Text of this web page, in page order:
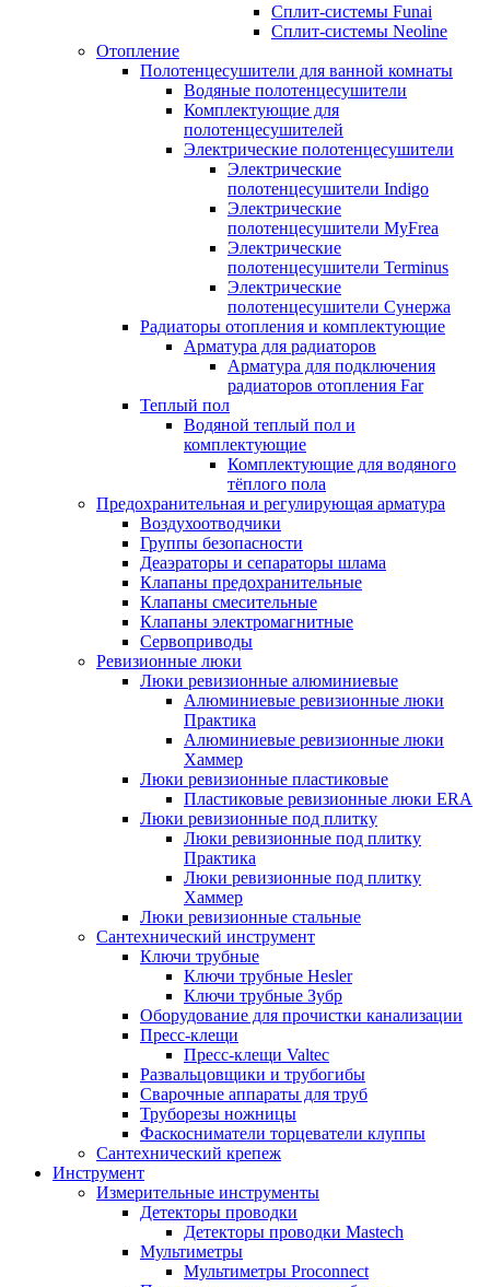
Сплит-системы Funai
Сплит-системы Neoline
Отопление
Полотенцесушители для ванной комнаты
Водяные полотенцесушители
Комплектующие для
полотенцесушителей
Электрические полотенцесушители
Электрические
полотенцесушители Indigo
Электрические
полотенцесушители MyFrea
Электрические
полотенцесушители Terminus
Электрические
полотенцесушители Сунержа
Радиаторы отопления и комплектующие
Арматура для радиаторов
Арматура для подключения
радиаторов отопления Far
Теплый пол
Водяной теплый пол и
комплектующие
Комплектующие для водяного
тёплого пола
Предохранительная и регулирующая арматура
Воздухоотводчики
Группы безопасности
Деаэраторы и сепараторы шлама
Клапаны предохранительные
Клапаны смесительные
Клапаны электромагнитные
Сервоприводы
Ревизионные люки
Люки ревизионные алюминиевые
Алюминиевые ревизионные люки
Практика
Алюминиевые ревизионные люки
Хаммер
Люки ревизионные пластиковые
Пластиковые ревизионные люки ERA
Люки ревизионные под плитку
Люки ревизионные под плитку
Практика
Люки ревизионные под плитку
Хаммер
Люки ревизионные стальные
Сантехнический инструмент
Ключи трубные
Ключи трубные Hesler
Ключи трубные Зубр
Оборудование для прочистки канализации
Пресс-клещи
Пресс-клещи Valtec
Развальцовщики и трубогибы
Сварочные аппараты для труб
Труборезы ножницы
Фаскосниматели торцеватели клуппы
Сантехнический крепеж
Инструмент
Измерительные инструменты
Детекторы проводки
Детекторы проводки Mastech
Мультиметры
Мультиметры Proconnect